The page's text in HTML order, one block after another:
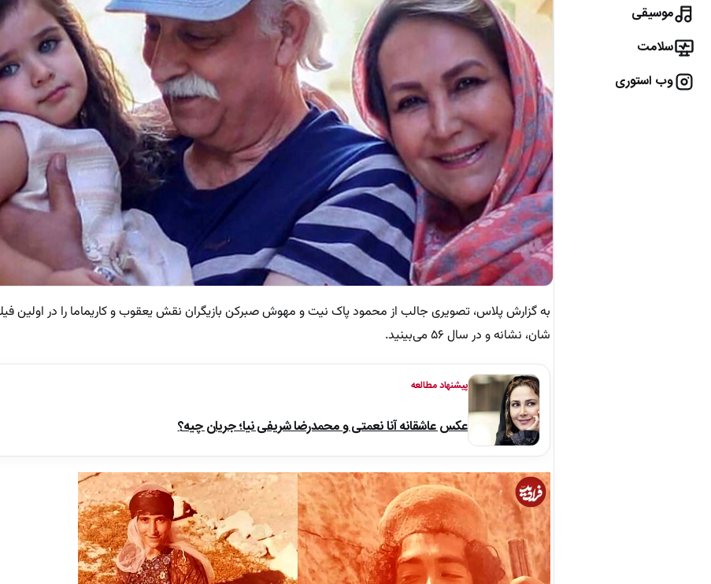
موسیقی
سلامت
وب استوری
به گزارش پلاس، تصویری جالب از محمود پاک نیت و مهوش صبرکن بازیگران نقش یعقوب و کاریماما را در اولین
شان، نشانه و در سال ۵۶ می‌بینید.
پیشنهاد مطالعه
عکس عاشقانه آنا نعمتی و محمدرضا شریفی نیا؛ جریان چیه؟